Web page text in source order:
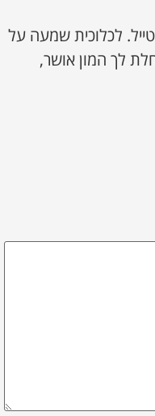
לכלוכית שמעה על
לך המון אושר,